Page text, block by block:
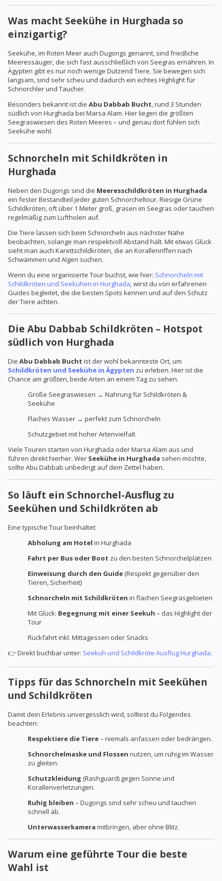
Was macht Seekühe in Hurghada so
einzigartig?
Seekühe, im Roten Meer auch Dugongs genannt, sind friedliche
Meeressäuger, die sich fast ausschließlich von Seegras ernähren. In
Ägypten gibt es nur noch wenige Dutzend Tiere. Sie bewegen sich
langsam, sind sehr scheu und dadurch ein echtes Highlight für
Schnorchler und Taucher.
Besonders bekannt ist die Abu Dabbab Bucht, rund 3 Stunden
südlich von Hurghada bei Marsa Alam. Hier liegen die größten
Seegraswiesen des Roten Meeres – und genau dort fühlen sich
Seekühe wohl.
Schnorcheln mit Schildkröten in
Hurghada
Neben den Dugongs sind die Meeresschildkröten in Hurghada
ein fester Bestandteil jeder guten Schnorcheltour. Riesige Grüne
Schildkröten, oft über 1 Meter groß, grasen im Seegras oder tauchen
regelmäßig zum Luftholen auf.
Die Tiere lassen sich beim Schnorcheln aus nächster Nähe
beobachten, solange man respektvoll Abstand hält. Mit etwas Glück
sieht man auch Karettschildkröten, die an Korallenriffen nach
Schwämmen und Algen suchen.
Wenn du eine organisierte Tour buchst, wie hier: Schnorcheln mit
Schildkröten und Seekühen in Hurghada, wirst du von erfahrenen
Guides begleitet, die die besten Spots kennen und auf den Schutz
der Tiere achten.
Die Abu Dabbab Schildkröten – Hotspot
südlich von Hurghada
Die Abu Dabbab Bucht ist der wohl bekannteste Ort, um
Schildkröten und Seekühe in Ägypten zu erleben. Hier ist die
Chance am größten, beide Arten an einem Tag zu sehen.
Große Seegraswiesen → Nahrung für Schildkröten &
Seekühe
Flaches Wasser → perfekt zum Schnorcheln
Schutzgebiet mit hoher Artenvielfalt
Viele Touren starten von Hurghada oder Marsa Alam aus und
führen direkt hierher. Wer Seekühe in Hurghada sehen möchte,
sollte Abu Dabbab unbedingt auf dem Zettel haben.
So läuft ein Schnorchel-Ausflug zu
Seekühen und Schildkröten ab
Eine typische Tour beinhaltet:
Abholung am Hotel in Hurghada
Fahrt per Bus oder Boot zu den besten Schnorchelplätzen
Einweisung durch den Guide (Respekt gegenüber den
Tieren, Sicherheit)
Schnorcheln mit Schildkröten in flachen Seegrasgebieten
Mit Glück: Begegnung mit einer Seekuh – das Highlight der
Tour
Rückfahrt inkl. Mittagessen oder Snacks
👉 Direkt buchbar unter: Seekuh und Schildkröte Ausflug Hurghada.
Tipps für das Schnorcheln mit Seekühen
und Schildkröten
Damit dein Erlebnis unvergesslich wird, solltest du Folgendes
beachten:
Respektiere die Tiere– niemals anfassen oder bedrängen.
Schnorchelmaske und Flossen nutzen, um ruhig im Wasser
zu gleiten.
Schutzkleidung (Rashguard) gegen Sonne und
Korallenverletzungen.
Ruhig bleiben – Dugongs sind sehr scheu und tauchen
schnell ab.
Unterwasserkamera mitbringen, aber ohne Blitz.
Warum eine geführte Tour die beste
Wahl ist